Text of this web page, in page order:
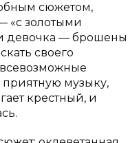
сюжетом,
«с золотыми
девочка — брошены
своего
музыку,
крестный, и